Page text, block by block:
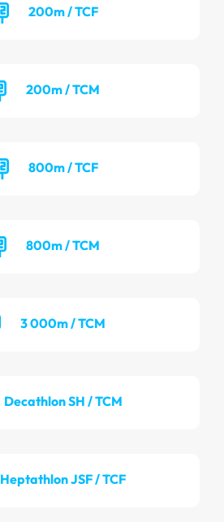
200m / TCF
200m / TCM
800m / TCF
800m / TCM
3 000m / TCM
Decathlon SH / TCM
Heptathlon JSF / TCF